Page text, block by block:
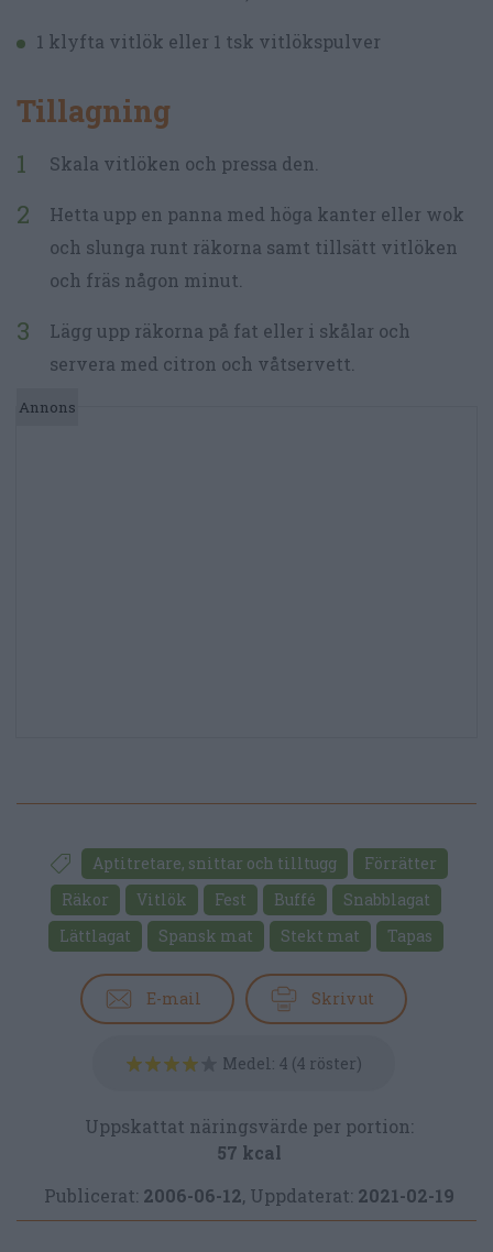
1 klyfta vitlök eller 1 tsk vitlökspulver
Tillagning
Skala vitlöken och pressa den.
Hetta upp en panna med höga kanter eller wok
och slunga runt räkorna samt tillsätt vitlöken
och fräs någon minut.
Lägg upp räkorna på fat eller i skålar och
servera med citron och våtservett.
Aptitretare, snittar och tilltugg
Förrätter
Räkor
Vitlök Fest Buffé
Snabblagat
Lättlagat
Spansk mat Stekt mat Tapas
E-mail Skriv ut
Medel: 4 (4 röster)
Uppskattat näringsvärde per portion:
57 kcal
Publicerat: 2006-06-12, Uppdaterat: 2021-02-19